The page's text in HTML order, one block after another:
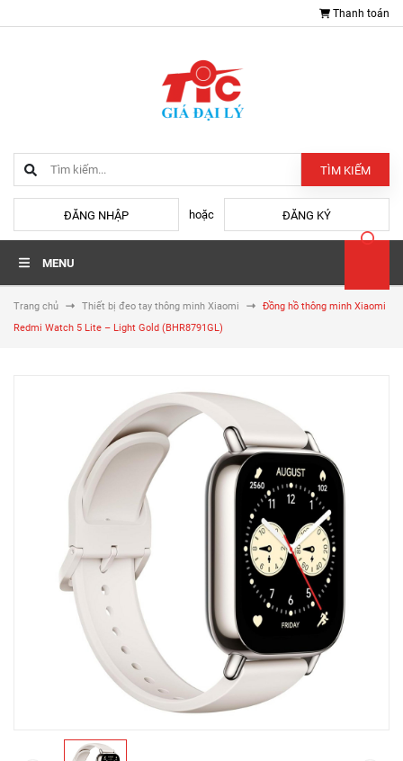
Thanh toán
TÌM KIẾM
ĐĂNG NHẬP hoặc ĐĂNG KÝ
MENU
Trang chủ Thiết bị đeo tay thông minh Xiaomi
Đồng hồ thông minh Xiaomi
Redmi Watch 5 Lite – Light Gold (BHR8791GL)